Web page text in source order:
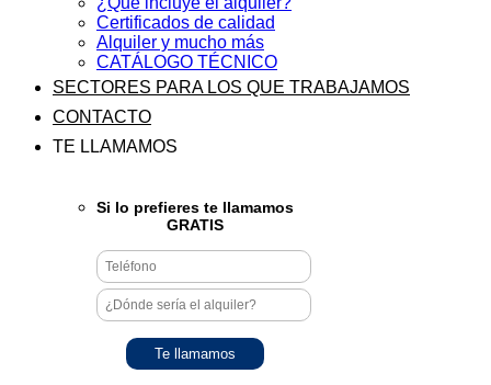
Certificados de calidad
Alquiler y mucho más
CATÁLOGO TÉCNICO
SECTORES PARA LOS QUE TRABAJAMOS
CONTACTO
TE LLAMAMOS
Si lo prefieres te llamamos
GRATIS